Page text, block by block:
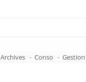
Archives - Conso -